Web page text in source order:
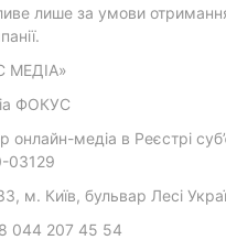
лише за умови
МЕДІА»
ФОКУС
онлайн-медіа в Реєстрі
03129
м. Київ, бульвар Лесі
044 207 45 54